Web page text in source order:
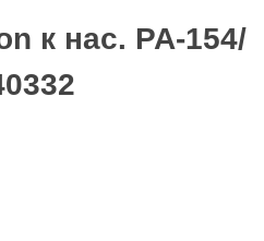
к нас. РА-154/